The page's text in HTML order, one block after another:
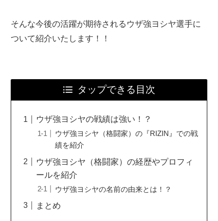
そんな今後の活躍が期待されるウザ強ヨシヤ選手に
ついて紹介いたします！！
タップできる目次
ウザ強ヨシヤの戦績は強い！？
ウザ強ヨシヤ（格闘家）の『RIZIN』での戦
績を紹介
ウザ強ヨシヤ（格闘家）の経歴やプロフィ
ールを紹介
ウザ強ヨシヤの名前の由来とは！？
まとめ